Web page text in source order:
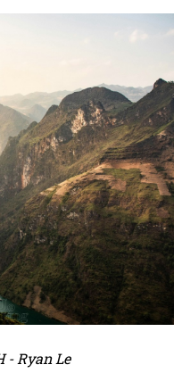
- Ryan Le